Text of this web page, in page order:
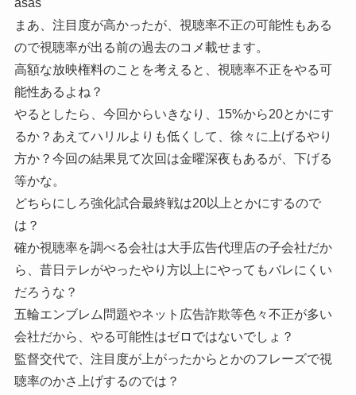
まあ、注目度が高かったが、視聴率不正の可能性もある
ので視聴率が出る前の過去のコメ載せます。
高額な放映権料のことを考えると、視聴率不正をやる可
能性あるよね？
やるとしたら、今回からいきなり、15%から20とかにす
るか？あえてハリルよりも低くして、徐々に上げるやり
方か？今回の結果見て次回は金曜深夜もあるが、下げる
等かな。
どちらにしろ強化試合最終戦は20以上とかにするので
は？
確か視聴率を調べる会社は大手広告代理店の子会社だか
ら、昔日テレがやったやり方以上にやってもバレにくい
だろうな？
五輪エンブレム問題やネット広告詐欺等色々不正が多い
会社だから、やる可能性はゼロではないでしょ？
監督交代で、注目度が上がったからとかのフレーズで視
聴率のかさ上げするのでは？